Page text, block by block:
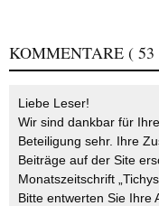
KOMMENTARE ( 53
Liebe Leser!
Wir sind dankbar für
Beteiligung sehr. Ihre
Beiträge auf der Site
Monatszeitschrift „Tichys
Bitte entwerten Sie Ihre